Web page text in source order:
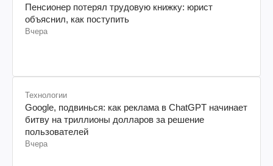
Пенсионер потерял трудовую книжку: юрист
объяснил, как поступить
Вчера
Технологии
Google, подвинься: как реклама в ChatGPT начинает
битву на триллионы долларов за решение
пользователей
Вчера